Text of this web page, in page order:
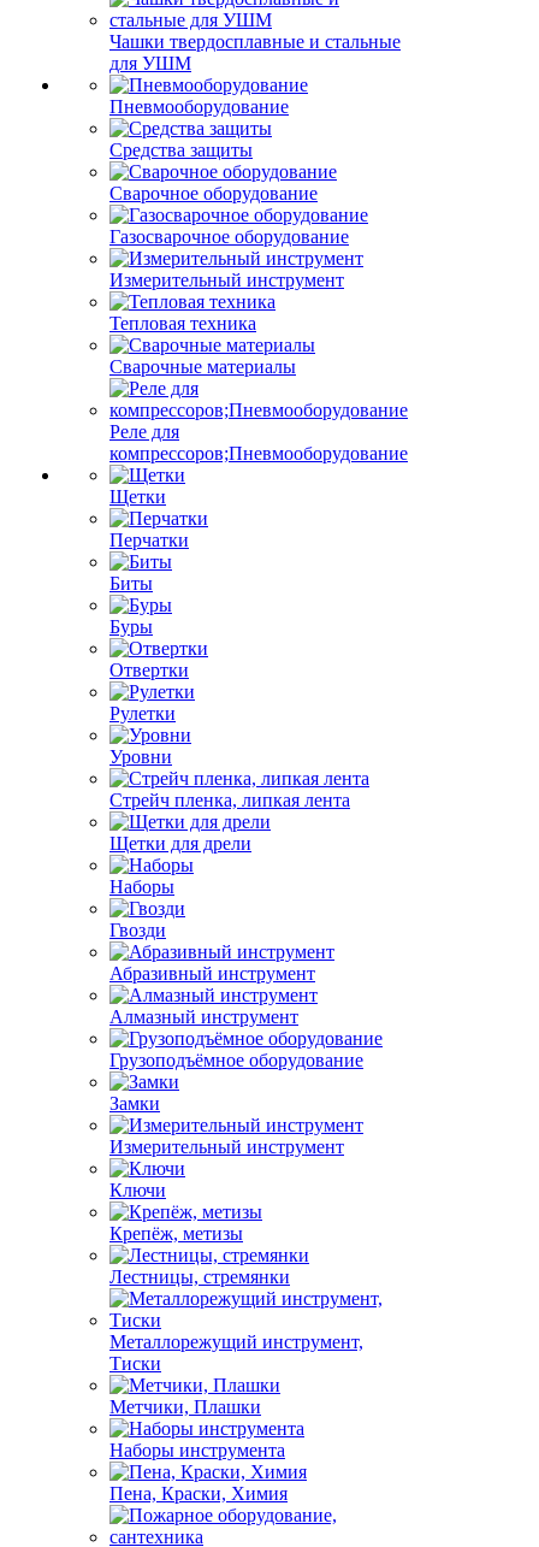
Чашки твердосплавные и стальные
для УШМ
Пневмооборудование
Средства защиты
Сварочное оборудование
Газосварочное оборудование
Измерительный инструмент
Тепловая техника
Сварочные материалы
Реле для
компрессоров;Пневмооборудование
Щетки
Перчатки
Биты
Буры
Отвертки
Рулетки
Уровни
Стрейч пленка, липкая лента
Щетки для дрели
Наборы
Гвозди
Абразивный инструмент
Алмазный инструмент
Грузоподъёмное оборудование
Замки
Измерительный инструмент
Ключи
Крепёж, метизы
Лестницы, стремянки
Металлорежущий инструмент,
Тиски
Метчики, Плашки
Наборы инструмента
Пена, Краски, Химия